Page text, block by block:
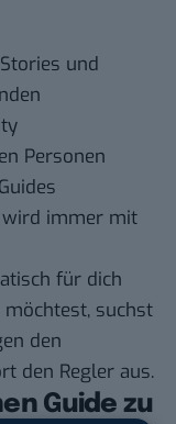
und
Personen
wird immer mit
für dich
suchst
den
den Regler aus.
Guide zu